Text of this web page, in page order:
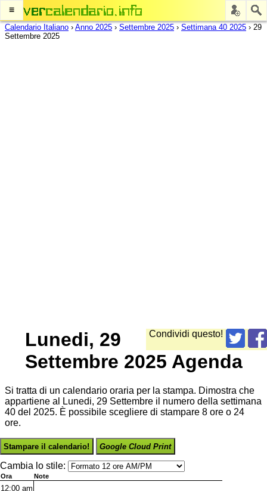
≡
Calendario Italiano › Anno 2025 › Settembre 2025 › Settimana 40 2025 › 29
Settembre 2025
Condividi questo!
Lunedi, 29
Settembre 2025 Agenda
Si tratta di un calendario oraria per la stampa. Dimostra che
appartiene al Lunedi, 29 Settembre il numero della settimana
40 del 2025. È possibile scegliere di stampare 8 ore o 24
ore.
Stampare il calendario! Google Cloud Print
Cambia lo stile:
Ora Note
12:00 am